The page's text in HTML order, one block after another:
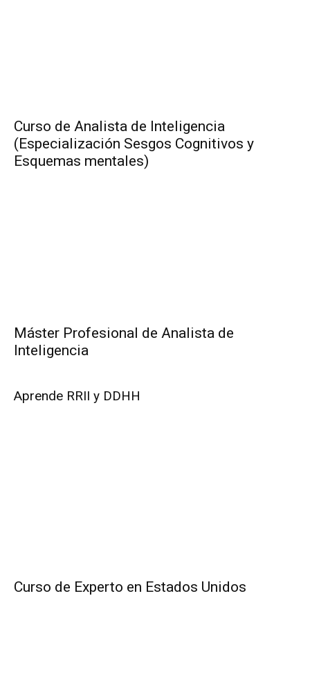
Curso de Analista de Inteligencia
(Especialización Sesgos Cognitivos y
Esquemas mentales)
Máster Profesional de Analista de
Inteligencia
Aprende RRII y DDHH
Curso de Experto en Estados Unidos